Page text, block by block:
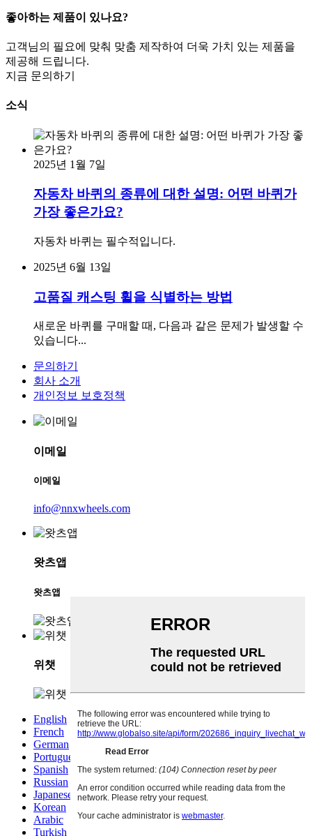
좋아하는 제품이 있나요?
고객님의 필요에 맞춰 맞춤 제작하여 더욱 가치 있는 제품을
제공해 드립니다.
지금 문의하기
소식
2025년 1월 7일
자동차 바퀴의 종류에 대한 설명: 어떤 바퀴가
가장 좋은가요?
자동차 바퀴는 필수적입니다.
2025년 6월 13일
고품질 캐스팅 휠을 식별하는 방법
새로운 바퀴를 구매할 때, 다음과 같은 문제가 발생할 수
있습니다...
문의하기
회사 소개
개인정보 보호정책
이메일
이메일
info@nnxwheels.com
왓츠앱
왓츠앱
위챗
English
French
German
Portuguese
Spanish
Russian
Japanese
Korean
Arabic
Turkish